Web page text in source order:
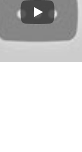
Play